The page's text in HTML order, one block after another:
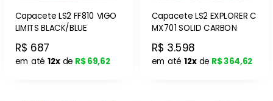
Capacete LS2 FF810 VIGO
LIMITS BLACK/BLUE
R$ 687
em até 12xde R$ 69,62
Capacete LS2 EXPLORER C
MX701 SOLID CARBON
R$ 3.598
em até 12xde R$ 364,62